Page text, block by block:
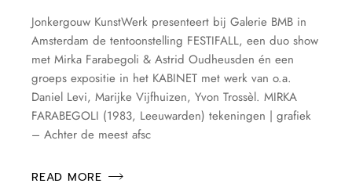
Jonkergouw KunstWerk presenteert bij Galerie BMB in
Amsterdam de tentoonstelling FESTIFALL, een duo show
met Mirka Farabegoli & Astrid Oudheusden én een
groeps expositie in het KABINET met werk van o.a.
Daniel Levi, Marijke Vijfhuizen, Yvon Trossèl. MIRKA
FARABEGOLI (1983, Leeuwarden) tekeningen | grafiek
– Achter de meest afsc
READ MORE